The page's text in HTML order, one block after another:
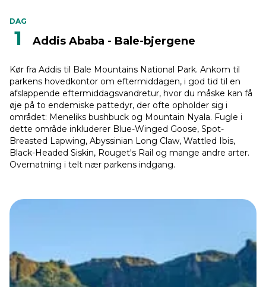
DAG
1 Addis Ababa - Bale-bjergene
Kør fra Addis til Bale Mountains National Park. Ankom til
parkens hovedkontor om eftermiddagen, i god tid til en
afslappende eftermiddagsvandretur, hvor du måske kan få
øje på to endemiske pattedyr, der ofte opholder sig i
området: Meneliks bushbuck og Mountain Nyala. Fugle i
dette område inkluderer Blue-Winged Goose, Spot-
Breasted Lapwing, Abyssinian Long Claw, Wattled Ibis,
Black-Headed Siskin, Rouget's Rail og mange andre arter.
Overnatning i telt nær parkens indgang.